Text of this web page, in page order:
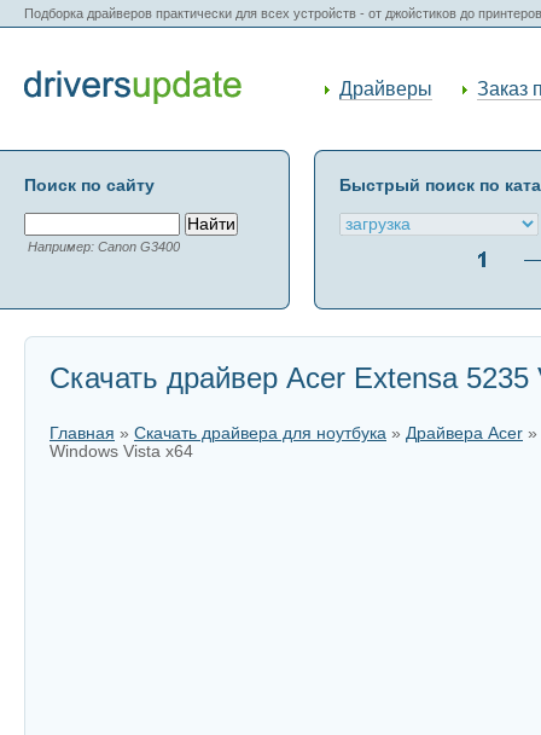
Подборка драйверов практически для всех устройств - от джойстиков до
Драйверы Заказ
Поиск по сайту
Например: Canon G3400
Быстрый поиск по
Скачать драйвер Acer Extensa
Главная » Скачать драйвера для ноутбука » Драйвера Acer »
Windows Vista x64